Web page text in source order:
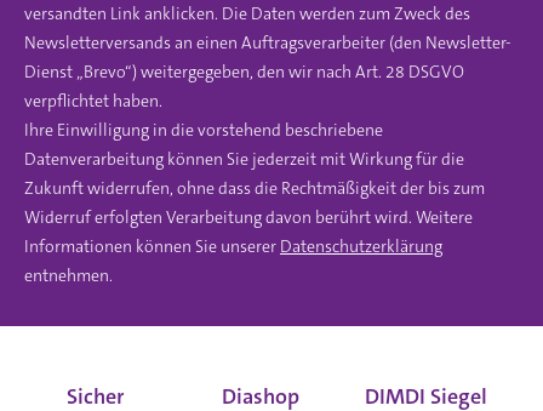
versandten Link anklicken. Die Daten werden zum Zweck des
Newsletterversands an einen Auftragsverarbeiter (den Newsletter-
Dienst „Brevo“) weitergegeben, den wir nach Art. 28 DSGVO
verpflichtet haben.
Ihre Einwilligung in die vorstehend beschriebene
Datenverarbeitung können Sie jederzeit mit Wirkung für die
Zukunft widerrufen, ohne dass die Rechtmäßigkeit der bis zum
Widerruf erfolgten Verarbeitung davon berührt wird. Weitere
Informationen können Sie unserer Datenschutzerklärung
entnehmen.
Sicher
Diashop
DIMDI Siegel